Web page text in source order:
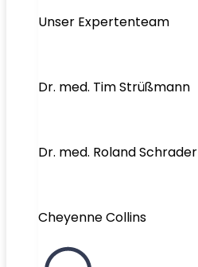
Unser Expertenteam
Dr. med. Tim Strüßmann
Dr. med. Roland Schrader
Cheyenne Collins